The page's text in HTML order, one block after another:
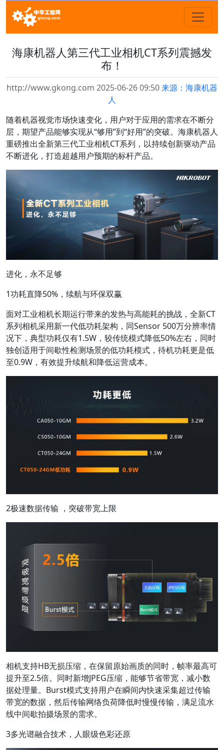
海康机器人第三代工业相机CT系列震撼发
布！
http://www.gkong.com 2025-06-26 09:50来源：海康机器
人
随着机器视觉市场快速变化，用户对于应用的需求在不断分
层，期望产品能够实现从“够用”到“好用”的突破。海康机器人
重磅推出全新第三代工业相机CT系列，以持续创新驱动产品
不断进化，打造超越用户预期的标杆产品。
进化，永不足够
1功耗直降50%，续航与环保双赢
面对工业相机长期运行带来的发热与高能耗的挑战，全新CT
系列相机采用新一代低功耗架构，同Sensor 500万分辨率情
况下，典型功耗仅有1.5W，较传统模式降低50%左右，同时
独创适用于间歇性检测场景的低功耗模式，待机功耗更是低
至0.9W，有效提升续航和降低运营成本。
2极速数据传输 ，突破带宽上限
相机支持HB无损压缩，在保留原始画质的同时，帧率最高可
提升至2.5倍。同时新增JPEG压缩，能够节省带宽，减小数
据处理量。Burst模式支持用户在瞬间内快速采集超过传输
带宽的数据，然后传输网络负荷降低时慢慢传输，满足流水
线中间歇拍摄场景的需求。
3多光谱融合技术，人眼级色彩还原